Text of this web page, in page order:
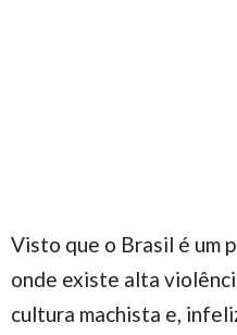
Visto que o Brasil é um
onde existe alta
cultura machista e,